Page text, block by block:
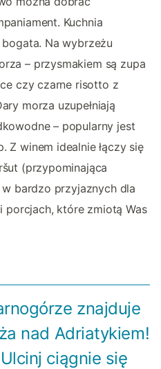
Kuchnia
Na wybrzeżu
– przysmakiem są zupa
czy czarne risotto z
morza uzupełniają
– popularny jest
Z winem idealnie łączy się
(przypominająca
bardzo przyjaznych dla
które zmiotą Was
znajduje
nad Adriatykiem!
ciągnie się